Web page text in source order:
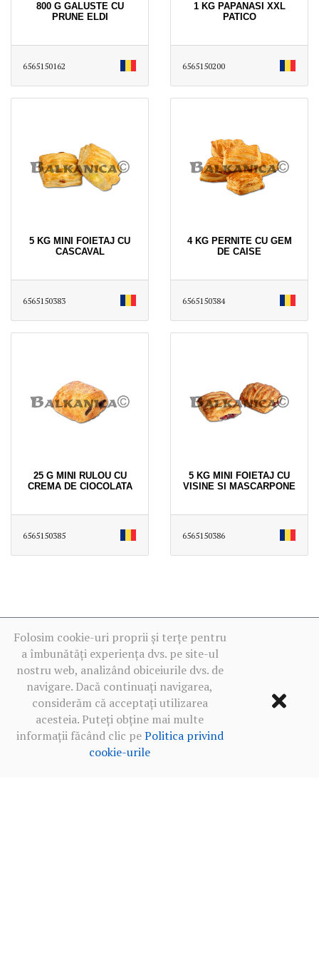
800 G GALUSTE CU
PRUNE ELDI
6565150162
1 KG PAPANASI XXL
PATICO
6565150200
5 KG MINI FOIETAJ CU
CASCAVAL
6565150383
4 KG PERNITE CU GEM
DE CAISE
6565150384
25 G MINI RULOU CU
CREMA DE CIOCOLATA
6565150385
5 KG MINI FOIETAJ CU
VISINE SI MASCARPONE
6565150386
Folosim cookie-uri proprii și terțe pentru
a îmbunătăți experiența dvs. pe site-ul
nostru web, analizând obiceiurile dvs. de
navigare. Dacă continuați navigarea,
considerăm că acceptați utilizarea
acesteia. Puteți obține mai multe
informații făcând clic pePolitica privind
cookie-urile